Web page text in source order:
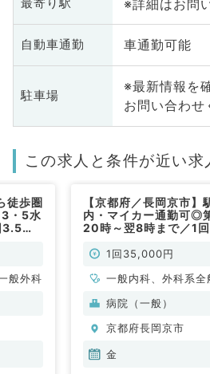
最寄り駅 ※詳細はお問
自動車通勤 車通勤可能
駐車場
※最新情報を
お問い合わせ
この求人と条件が近い求
徒歩圏
・5水
万
般外科
【京都府／長岡京市】
内・マイカー通勤可◎
20時～翌8時まで／1
内科／非常勤）
1回35,000円
一般内科、外科系全
病院（一般）
京都府長岡京市
金